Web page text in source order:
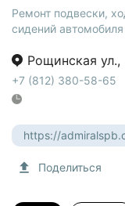
Ремонт подвески,
сидений автомобиля
Рощинская ул.,
+7 (812) 380-58-65
https://
Поделиться